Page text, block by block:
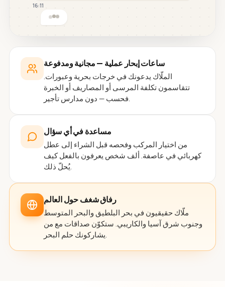
16:11
ساعات إبحار عملية — مجانية ومدفوعة
الملّاك يدعونك في خرجات بحرية وعبورات.
تتقاسمون تكلفة المرسى أو المصاريف أو الخبرة
فحسب — دون مدارس تأجير.
مساعدة في أي سؤال
من اختيار المركب وفحصه قبل الشراء إلى عطل
كهربائي في عاصفة. ألف شخص يعرفون بالفعل كيف
يُحلّ ذلك.
رفاق شغف حول العالم
ملّاك حقيقيون في بحر البلطيق والبحر المتوسط
وجنوب شرق آسيا والكاريبي. ستكوّن صداقات مع من
يشاركونك حلم البحر.